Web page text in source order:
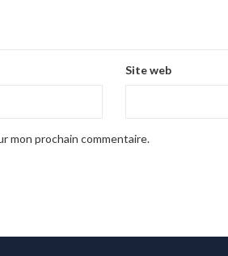
Site web
mon prochain commentaire.